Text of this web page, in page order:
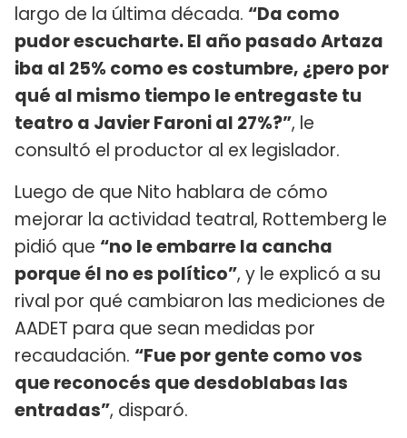
largo de la última década. “Da como
pudor escucharte. El año pasado Artaza
iba al 25% como es costumbre, ¿pero por
qué al mismo tiempo le entregaste tu
teatro a Javier Faroni al 27%?”, le
consultó el productor al ex legislador.
Luego de que Nito hablara de cómo
mejorar la actividad teatral, Rottemberg le
pidió que “no le embarre la cancha
porque él no es político”, y le explicó a su
rival por qué cambiaron las mediciones de
AADET para que sean medidas por
recaudación. “Fue por gente como vos
que reconocés que desdoblabas las
entradas”, disparó.